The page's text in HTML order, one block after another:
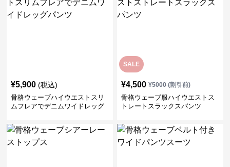
¥5,900 (税込)
骨格ウェーブハイウエストスリ
ムフレアでデニムワイドレッグ
SALE
¥4,500 ¥5000(割引前)
骨格ウェーブ服ハイウエストス
トレートスラックスパンツ